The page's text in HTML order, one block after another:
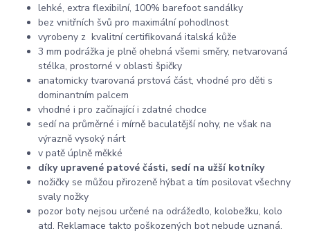
lehké, extra flexibilní, 100% barefoot sandálky
bez vnitřních švů pro maximální pohodlnost
vyrobeny z kvalitní certifikovaná italská kůže
3 mm podrážka je plně ohebná všemi směry, netvarovaná
stélka, prostorné v oblasti špičky
anatomicky tvarovaná prstová část, vhodné pro děti s
dominantním palcem
vhodné i pro začínající i zdatné chodce
sedí na průměrné i mírně baculatější nohy, ne však na
výrazně vysoký nárt
v patě úplně měkké
díky upravené patové části, sedí na užší kotníky
nožičky se můžou přirozeně hýbat a tím posilovat všechny
svaly nožky
pozor boty nejsou určené na odrážedlo, kolobežku, kolo
atd. Reklamace takto poškozených bot nebude uznaná.